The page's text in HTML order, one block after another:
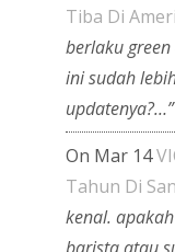
Tiba Di
berlaku
ini sudah
updatenya?…”
On Mar 14
Tahun Di
kenal.